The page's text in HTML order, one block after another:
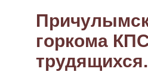
горкома